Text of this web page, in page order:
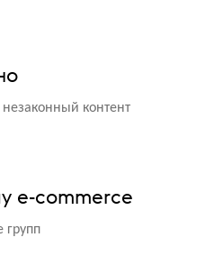
контент
e-commerce
групп